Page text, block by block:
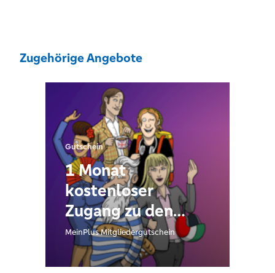
Zugehörige Angebote
Gutschein
1 Monat
kostenloser
Zugang zu den
Sprachkursen
MeinPlus Mitgliedergutschein